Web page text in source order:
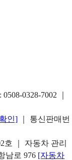
0508-0328-7002
인]
｜ 통신판매번
호 ｜ 자동차 관리
남로 976 [자동차